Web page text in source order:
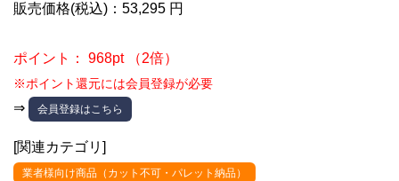
販売価格(税込)：53,295 円
ポイント： 968pt （2倍）
※ポイント還元には会員登録が必要
⇒ 会員登録はこちら
[関連カテゴリ]
業者様向け商品（カット不可・パレット納品）